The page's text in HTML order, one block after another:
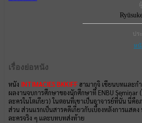
ปร
หนั
เรื่องย่อหนัง
หนัง INTIMACIES BKKIFF ฮามากุจิ เขียนบทและก
ผลงานจบการศึกษาของนักศึกษาที่ ENBU Seminar
ละครในโตเกียว) ในตอนที่เขาเป็นอาจารย์ที่นั่น นี่คื
ส่วน ส่วนแรกเป็นสารคดีเกี่ยวกับเบื้องหลังการแสด
ละครจริง ๆ และบทบทส่งท้าย